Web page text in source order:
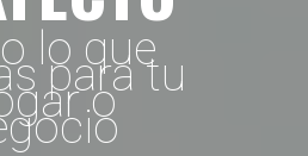
lo que
para tu
o